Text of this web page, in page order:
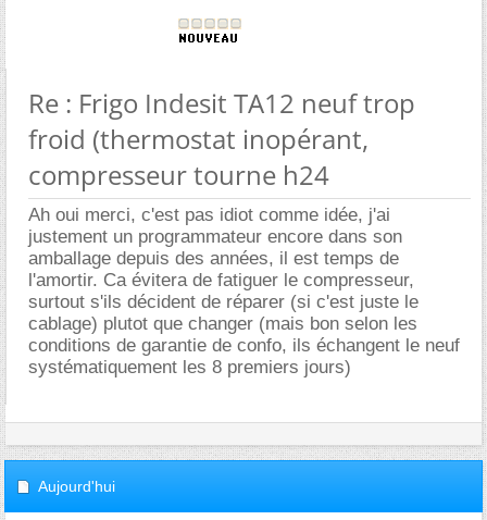
Re : Frigo Indesit TA12 neuf trop
froid (thermostat inopérant,
compresseur tourne h24
Ah oui merci, c'est pas idiot comme idée, j'ai
justement un programmateur encore dans son
amballage depuis des années, il est temps de
l'amortir. Ca évitera de fatiguer le compresseur,
surtout s'ils décident de réparer (si c'est juste le
cablage) plutot que changer (mais bon selon les
conditions de garantie de confo, ils échangent le neuf
systématiquement les 8 premiers jours)
Aujourd'hui